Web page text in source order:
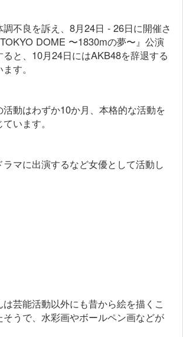
調不良を訴え、8月24日 - 26日に開催さ
DOME 〜1830mの夢〜』公演
と、10月24日にはAKB48を辞退する
す。
動はわずか10か月、本格的な活動を
います。
マに出演するなど女優として活動し
は芸能活動以外にも昔から絵を描くこ
そうで、水彩画やボールペン画などが